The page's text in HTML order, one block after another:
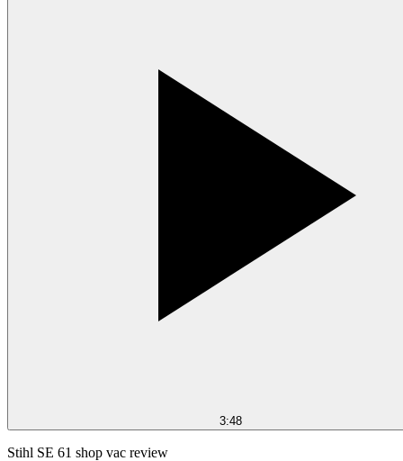
3:48
Stihl SE 61 shop vac review